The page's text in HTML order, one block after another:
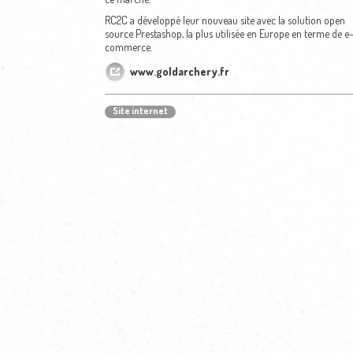
RC2C a développé leur nouveau site avec la solution open
source Prestashop, la plus utilisée en Europe en terme de e-
commerce.
www.goldarchery.fr
Site internet